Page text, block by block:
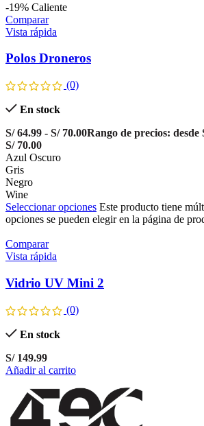
-19% Caliente
Comparar
Vista rápida
Polos Droneros
(0)
En stock
S/64.99 - S/70.00Rango de precios: desde
S/ 70.00
Azul Oscuro
Gris
Negro
Wine
Seleccionar opciones Este producto tiene
opciones se pueden elegir en la página de
Comparar
Vista rápida
Vidrio UV Mini 2
(0)
En stock
S/149.99
Añadir al carrito